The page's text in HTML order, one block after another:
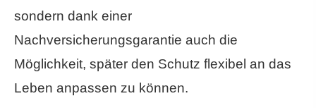
sondern dank einer
Nachversicherungsgarantie auch die
Möglichkeit, später den Schutz flexibel an das
Leben anpassen zu können.